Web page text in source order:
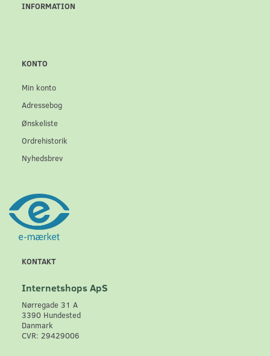
INFORMATION
KONTO
Min konto
Adressebog
Ønskeliste
Ordrehistorik
Nyhedsbrev
KONTAKT
Internetshops ApS
Nørregade 31 A
3390 Hundested
Danmark
CVR: 29429006